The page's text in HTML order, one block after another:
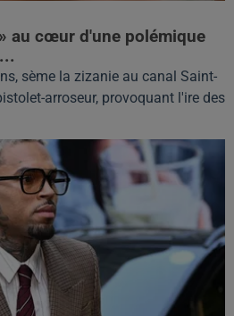
au cœur d'une polémique
sème la zizanie au canal Saint-
arroseur, provoquant l'ire des